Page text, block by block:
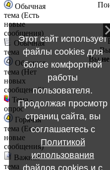
Обычная
тема (Есть
новые
сообщения)
Обычная
тема
Обычная
тема (Нет
новых
сообщений)
Тема -
опрос
Горячая
тема (Есть
новые
сообщения)
Важная
тема
Вы
Вы
Этот сайт использует
файлы cookies для
более комфортной
работы
пользователя.
Продолжая просмотр
страниц сайта, вы
соглашаетесь с
Политикой
использования
файлов cookies и с